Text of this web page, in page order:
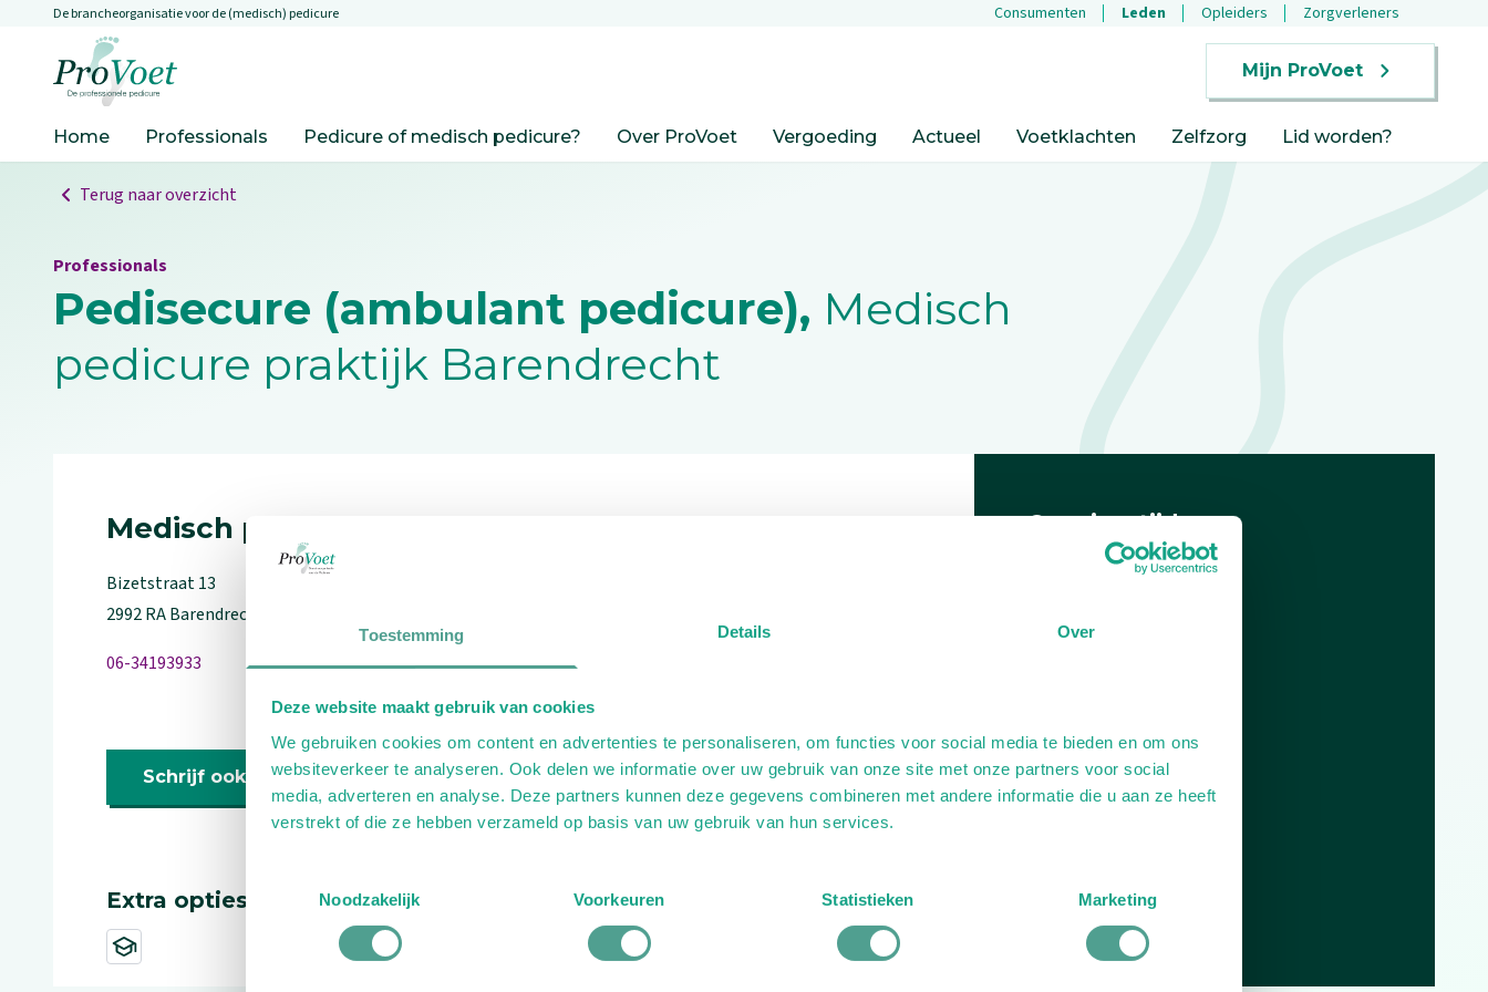
Toestemming Details Over
Deze website maakt gebruik van cookies
We gebruiken cookies om content en advertenties te personaliseren, om functies voor social media te bieden en om ons
websiteverkeer te analyseren. Ook delen we informatie over uw gebruik van onze site met onze partners voor social
media, adverteren en analyse. Deze partners kunnen deze gegevens combineren met andere informatie die u aan ze heeft
verstrekt of die ze hebben verzameld op basis van uw gebruik van hun services.
Noodzakelijk
Voorkeuren Statistieken Marketing
Overslaan en naar de inhoud gaan
De brancheorganisatie voor de (medisch) pedicure Consumenten Leden Opleiders Zorgverleners
Mijn ProVoet
Home Professionals Pedicure of medisch pedicure? Over ProVoet Vergoeding Actueel Voetklachten Zelfzorg Lid worden?
Terug naar overzicht
Professionals
Pedisecure (ambulant pedicure), Medisch
pedicure praktijk Barendrecht
Medisch pedicure
Bizetstraat13
2992 RABarendrecht
06-34193933
Schrijf ook een review
Extra opties
Openingstijden
Plan je route